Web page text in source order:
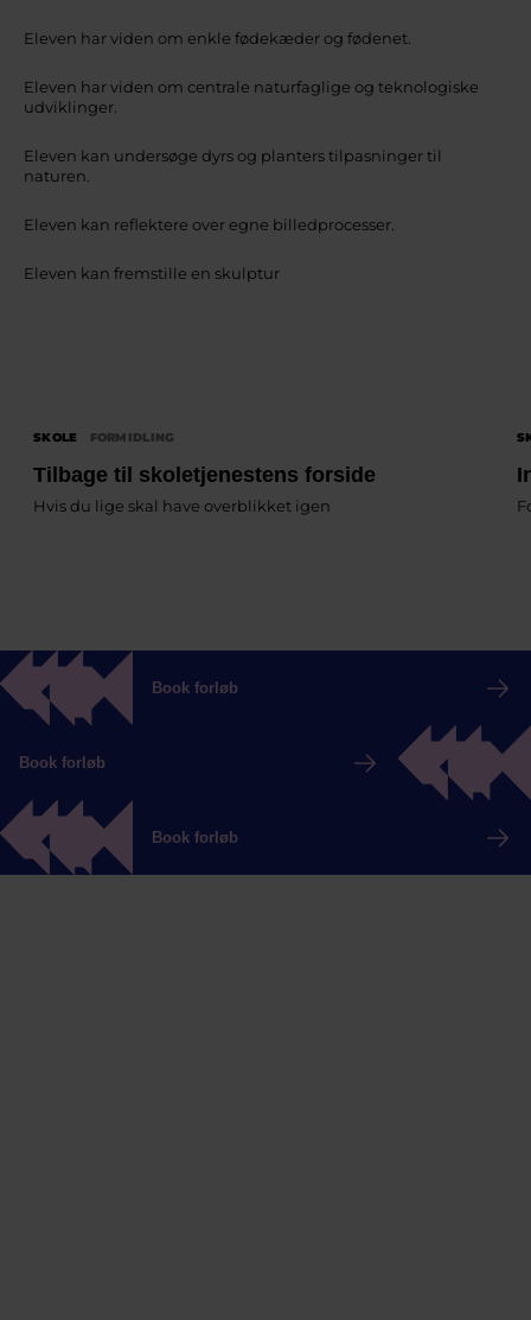
Eleven har viden om enkle fødekæder og fødenet.
Eleven har viden om centrale naturfaglige og teknologiske
udviklinger.
Eleven kan undersøge dyrs og planters tilpasninger til
naturen.
Eleven kan reflektere over egne billedprocesser.
Eleven kan fremstille en skulptur
SKOLE FORMIDLING
Tilbage til skoletjenestens forside
Hvis du lige skal have overblikket igen
Book forløb
Book forløb
Book forløb